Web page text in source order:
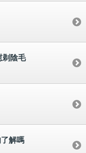
陰毛
解嗎